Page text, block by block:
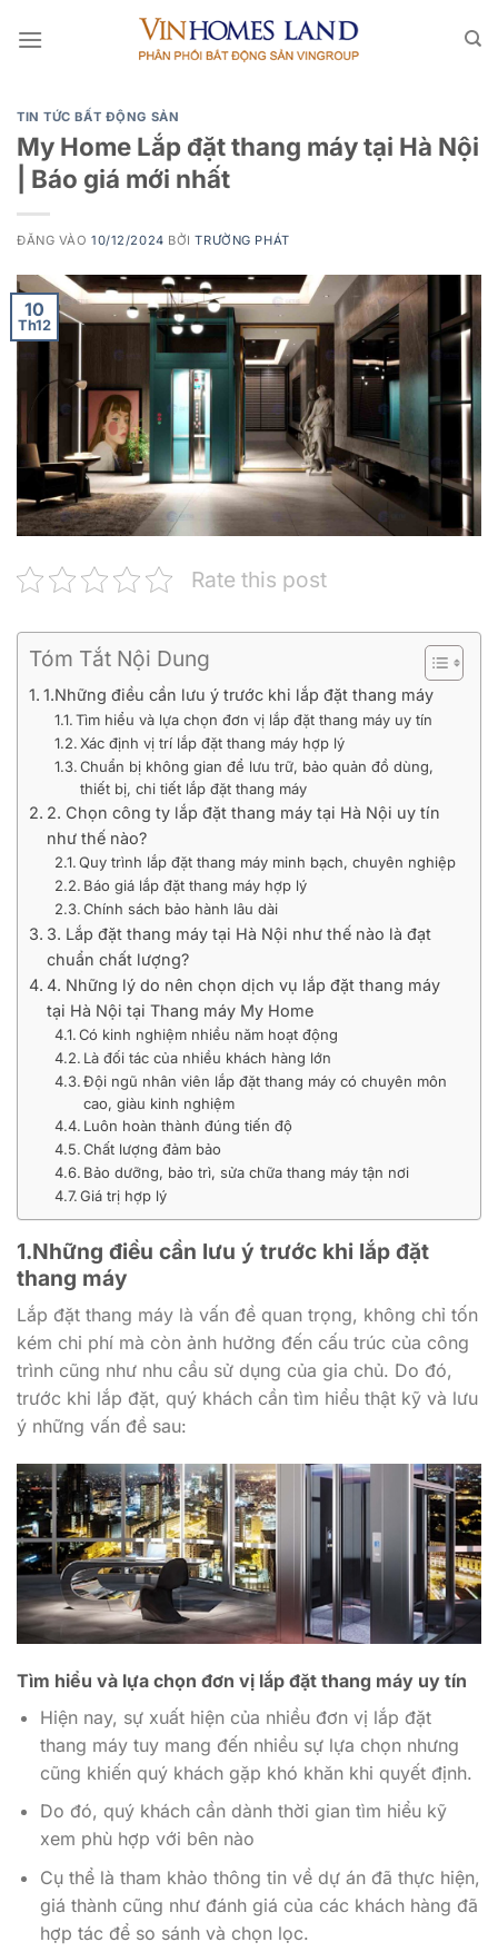
qua
TIN TỨC BẤT ĐỘNG SẢN
My Home Lắp đặt thang máy tại Hà Nội
| Báo giá mới nhất
ĐĂNG VÀO10/12/2024 BỞITRƯỜNG PHÁT
10
Th12
Rate this post
Tóm Tắt Nội Dung
1.Những điều cần lưu ý trước khi lắp đặt thang máy
Tìm hiểu và lựa chọn đơn vị lắp đặt thang máy uy tín
Xác định vị trí lắp đặt thang máy hợp lý
Chuẩn bị không gian để lưu trữ, bảo quản đồ dùng,
thiết bị, chi tiết lắp đặt thang máy
2. Chọn công ty lắp đặt thang máy tại Hà Nội uy tín
như thế nào?
Quy trình lắp đặt thang máy minh bạch, chuyên nghiệp
Báo giá lắp đặt thang máy hợp lý
Chính sách bảo hành lâu dài
3. Lắp đặt thang máy tại Hà Nội như thế nào là đạt
chuẩn chất lượng?
4. Những lý do nên chọn dịch vụ lắp đặt thang máy
tại Hà Nội tại Thang máy My Home
Có kinh nghiệm nhiều năm hoạt động
Là đối tác của nhiều khách hàng lớn
Đội ngũ nhân viên lắp đặt thang máy có chuyên môn
cao, giàu kinh nghiệm
Luôn hoàn thành đúng tiến độ
Chất lượng đảm bảo
Bảo dưỡng, bảo trì, sửa chữa thang máy tận nơi
Giá trị hợp lý
1.Những điều cần lưu ý trước khi lắp đặt
thang máy
Lắp đặt thang máy là vấn đề quan trọng, không chỉ tốn
kém chi phí mà còn ảnh hưởng đến cấu trúc của công
trình cũng như nhu cầu sử dụng của gia chủ. Do đó,
trước khi lắp đặt, quý khách cần tìm hiểu thật kỹ và lưu
ý những vấn đề sau:
Tìm hiểu và lựa chọn đơn vị lắp đặt thang máy uy tín
Hiện nay, sự xuất hiện của nhiều đơn vị lắp đặt
thang máy tuy mang đến nhiều sự lựa chọn nhưng
cũng khiến quý khách gặp khó khăn khi quyết định.
Do đó, quý khách cần dành thời gian tìm hiểu kỹ
xem phù hợp với bên nào
Cụ thể là tham khảo thông tin về dự án đã thực hiện,
giá thành cũng như đánh giá của các khách hàng đã
hợp tác để so sánh và chọn lọc.